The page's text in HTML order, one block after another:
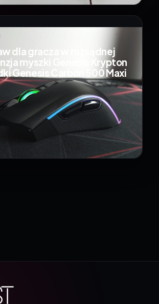
dla gracza w rozsądnej
myszki Genesis Krypton
Genesis Carbon 500 Maxi